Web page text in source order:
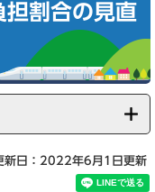
担割合の見直
新日：2022年6月1日更新